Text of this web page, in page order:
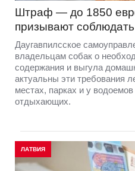
Штраф — до 1850
призывают
Даугавпилсское
владельцам собак о
содержания и выгула
актуальны эти требования
местах, парках и у
отдыхающих.
ЛАТВИЯ